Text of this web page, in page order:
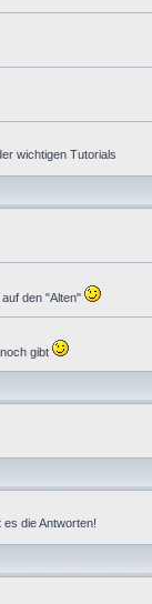
wichtigen Tutorials
den "Alten"
gibt
die Antworten!